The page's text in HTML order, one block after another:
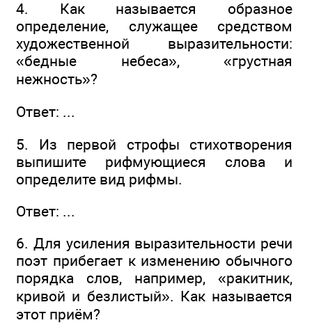
4. Как называется образное
определение, служащее средством
художественной выразительности:
«бедные небеса», «грустная
нежность»?
Ответ: ...
5. Из первой строфы стихотворения
выпишите рифмующиеся слова и
определите вид рифмы.
Ответ: ...
6. Для усиления выразительности речи
поэт прибегает к изменению обычного
порядка слов, например, «ракитник,
кривой и безлистый». Как называется
этот приём?